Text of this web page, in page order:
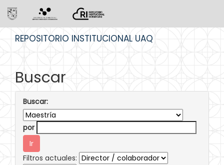
REPOSITORIO INSTITUCIONAL UAQ
Buscar
Buscar:
por
Filtros actuales: